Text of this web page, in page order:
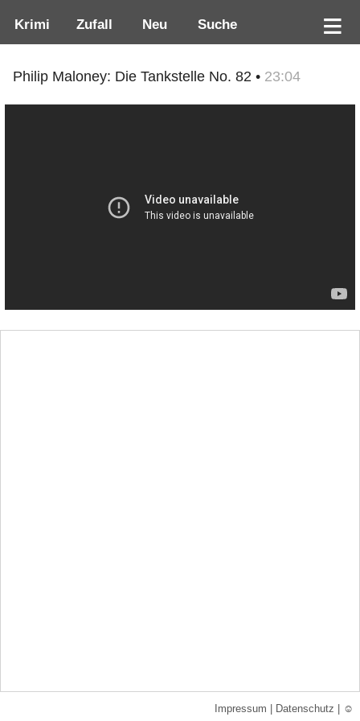
Krimi Zufall Neu Suche
Philip Maloney: Die Tankstelle No. 82 • 23:04
Impressum Datenschutz ☺